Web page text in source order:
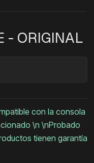
- ORIGINAL
con la consola
\n \nProbado
tienen garantía